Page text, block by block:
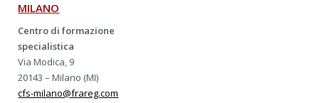
MILANO
Centro di formazione
specialistica
Via Modica, 9
20143 – Milano (MI)
cfs-milano@frareg.com